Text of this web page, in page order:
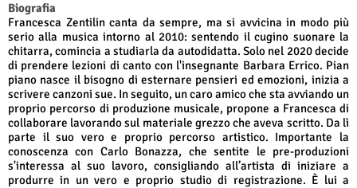
Biografia
Francesca Zentilin canta da sempre, ma si avvicina in modo più
serio alla musica intorno al 2010: sentendo il cugino suonare la
chitarra, comincia a studiarla da autodidatta. Solo nel 2020 decide
di prendere lezioni di canto con l'insegnante Barbara Errico. Pian
piano nasce il bisogno di esternare pensieri ed emozioni, inizia a
scrivere canzoni sue. In seguito, un caro amico che sta avviando un
proprio percorso di produzione musicale, propone a Francesca di
collaborare lavorando sul materiale grezzo che aveva scritto. Da lì
parte il suo vero e proprio percorso artistico. Importante la
conoscenza con Carlo Bonazza, che sentite le pre-produzioni
s'interessa al suo lavoro, consigliando all’artista di iniziare a
produrre in un vero e proprio studio di registrazione. È lui a